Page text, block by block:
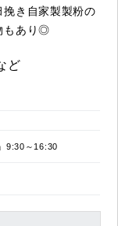
挽き自家製製粉の
もあり◎
ど
9:30～16:30